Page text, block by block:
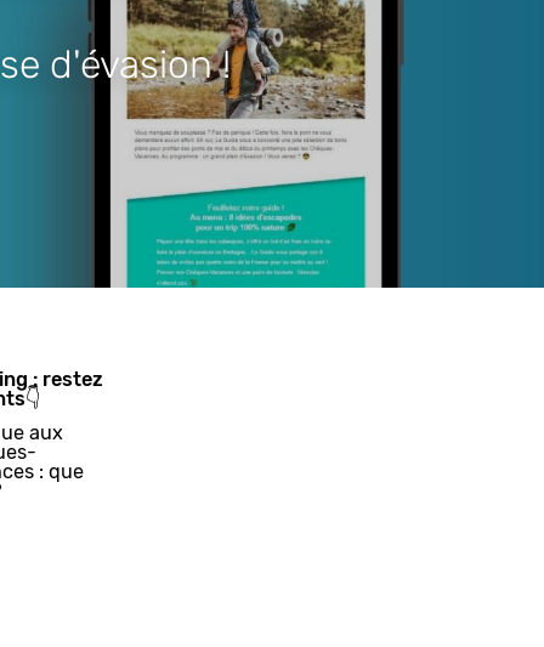
d'évasion !
: restez
aux
: que